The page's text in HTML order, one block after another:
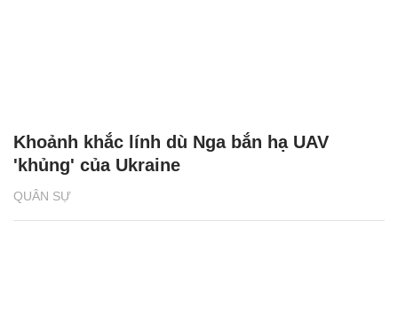
QUÂN SỰ
Khoảnh khắc lính dù Nga bắn hạ UAV
'khủng' của Ukraine